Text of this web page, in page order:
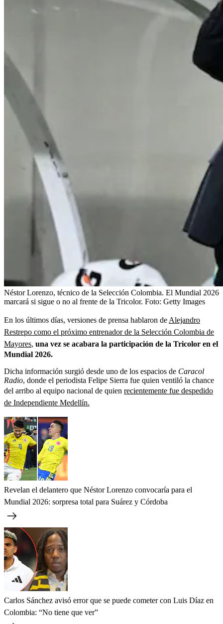
Néstor Lorenzo, técnico de la Selección Colombia. El Mundial 2026
marcará si sigue o no al frente de la Tricolor. Foto: Getty Images
En los últimos días, versiones de prensa hablaron deAlejandro
Restrepo como el próximo entrenador de la Selección Colombia de
Mayores, una vez se acabara la participación de la Tricolor en el
Mundial 2026.
Dicha información surgió desde uno de los espacios de Caracol
Radio, donde el periodista Felipe Sierra fue quien ventiló la chance
del arribo al equipo nacional de quien recientemente fue despedido
de Independiente Medellín.
Revelan el delantero que Néstor Lorenzo convocaría para el
Mundial 2026: sorpresa total para Suárez y Córdoba
Carlos Sánchez avisó error que se puede cometer con Luis Díaz en
Colombia: “No tiene que ver”